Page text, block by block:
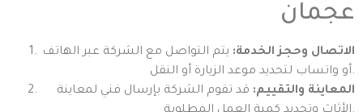
عجمان
الاتصال وحجز الخدمة: يتم التواصل مع الشركة عبر الهاتف
أو واتساب لتحديد موعد الزيارة أو النقل.
المعاينة والتقييم: قد تقوم الشركة بإرسال فني لمعاينة